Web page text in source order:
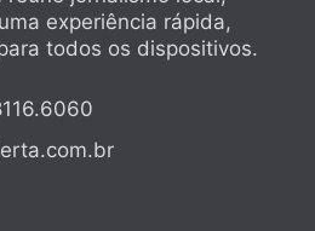
experiência rápida,
todos os dispositivos.